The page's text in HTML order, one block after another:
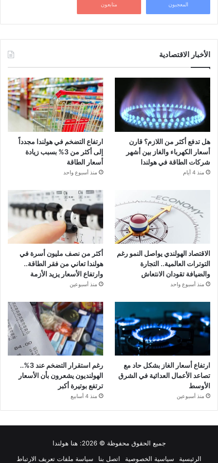
المعجبون متابعون
الأخبار الاقتصادية
هل تدفع أكثر من اللازم؟ قارن
أسعار الكهرباء والغاز بين أشهر
شركات الطاقة في هولندا
منذ 4 أيام
ارتفاع التضخم في هولندا مجدداً
إلى أكثر من 3% بسبب زيادة
أسعار الطاقة
منذ أسبوع واحد
الاقتصاد الهولندي يواصل النمو رغم
التوترات العالمية.. التجارة
والضيافة تقودان الانتعاش
منذ أسبوع واحد
أكثر من نصف مليون أسرة في
هولندا تعاني من فقر الطاقة..
وارتفاع الأسعار يزيد الأزمة
منذ أسبوعين
ارتفاع أسعار الغاز بشكل حاد مع
تصاعد الأعمال العدائية في الشرق
الأوسط
منذ أسبوعين
رغم استقرار التضخم عند 3%..
الهولنديون يشعرون بأن الأسعار
ترتفع بوتيرة أكبر
منذ 4 أسابيع
جميع الحقوق محفوظة © 2026:
هنا هولندا
الرئيسية
سياسية الخصوصية اتصل بنا سياسة ملفات تعريف الارتباط